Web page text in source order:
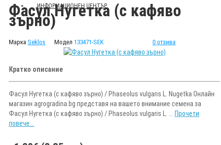
ИНФОРМАЦИОНЕН ЦЕНТЪР
Фасул Нугетка (с кафяво
зърно)
Марка Seklos Модел 133471-SEK 0 отзива
Кратко описание
Фасул Нугетка (с кафяво зърно) / Phaseolus vulgaris L. Nugetka Онлайн
магазин agrogradina.bg представя на вашето внимание семена за
Фасул Нугетка (с кафяво зърно) / Phaseolus vulgaris L. ... Прочети
повече...